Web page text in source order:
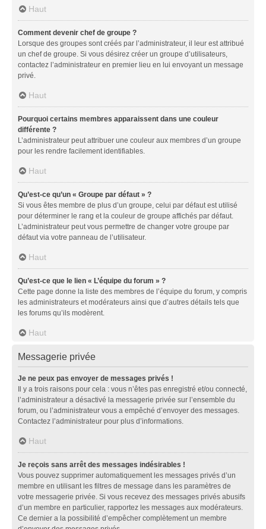
Haut
Comment devenir chef de groupe ?
Lorsque des groupes sont créés par l’administrateur, il leur est attribué
un chef de groupe. Si vous désirez créer un groupe d’utilisateurs,
contactez l’administrateur en premier lieu en lui envoyant un message
privé.
Haut
Pourquoi certains membres apparaissent dans une couleur
différente ?
L’administrateur peut attribuer une couleur aux membres d’un groupe
pour les rendre facilement identifiables.
Haut
Qu’est-ce qu’un « Groupe par défaut » ?
Si vous êtes membre de plus d’un groupe, celui par défaut est utilisé
pour déterminer le rang et la couleur de groupe affichés par défaut.
L’administrateur peut vous permettre de changer votre groupe par
défaut via votre panneau de l’utilisateur.
Haut
Qu’est-ce que le lien « L’équipe du forum » ?
Cette page donne la liste des membres de l’équipe du forum, y compris
les administrateurs et modérateurs ainsi que d’autres détails tels que
les forums qu’ils modèrent.
Haut
Messagerie privée
Je ne peux pas envoyer de messages privés !
Il y a trois raisons pour cela : vous n’êtes pas enregistré et/ou connecté,
l’administrateur a désactivé la messagerie privée sur l’ensemble du
forum, ou l’administrateur vous a empêché d’envoyer des messages.
Contactez l’administrateur pour plus d’informations.
Haut
Je reçois sans arrêt des messages indésirables !
Vous pouvez supprimer automatiquement les messages privés d’un
membre en utilisant les filtres de message dans les paramètres de
votre messagerie privée. Si vous recevez des messages privés abusifs
d’un membre en particulier, rapportez les messages aux modérateurs.
Ce dernier a la possibilité d’empêcher complètement un membre